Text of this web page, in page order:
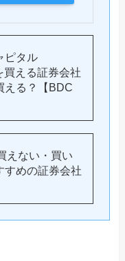
ピタル
買える証券会社
える？【BDC
えない・買い
すめの証券会社